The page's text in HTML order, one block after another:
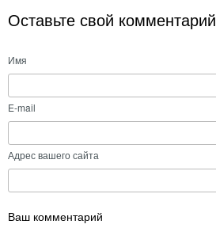
Оставьте свой комментарий
Имя
E-mail
Адрес вашего сайта
Ваш комментарий